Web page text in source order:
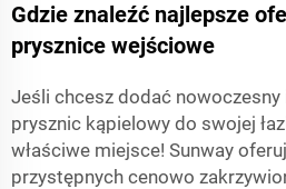
Gdzie znaleźć najlepsze
prysznice wejściowe
Jeśli chcesz dodać
prysznic kąpielowy do swojej
właściwe miejsce! Sunway
przystępnych cenowo